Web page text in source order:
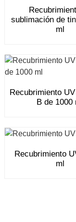
sublimación de
ml
Recubrimiento
B de 1000
Recubrimiento
ml